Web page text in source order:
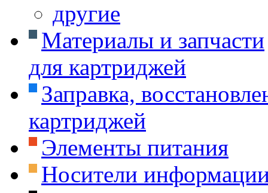
другие
Материалы и запчасти
для картриджей
Заправка,
картриджей
Элементы питания
Носители